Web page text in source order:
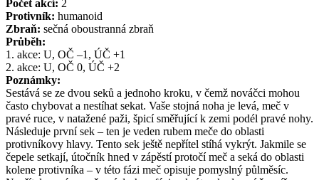
Počet akcí: 2
Protivník: humanoid
Zbraň: sečná oboustranná zbraň
Průběh:
1. akce: U, OČ –1, ÚČ +1
2. akce: U, OČ 0, ÚČ +2
Poznámky:
Sestává se ze dvou seků a jednoho kroku, v čemž nováčci mohou
často chybovat a nestíhat sekat. Vaše stojná noha je levá, meč v
pravé ruce, v natažené paži, špicí směřující k zemi podél pravé nohy.
Následuje první sek – ten je veden rubem meče do oblasti
protivníkovy hlavy. Tento sek ještě nepřítel stíhá vykrýt. Jakmile se
čepele setkají, útočník hned v zápěstí protočí meč a seká do oblasti
kolene protivníka – v této fázi meč opisuje pomyslný půlměsíc.